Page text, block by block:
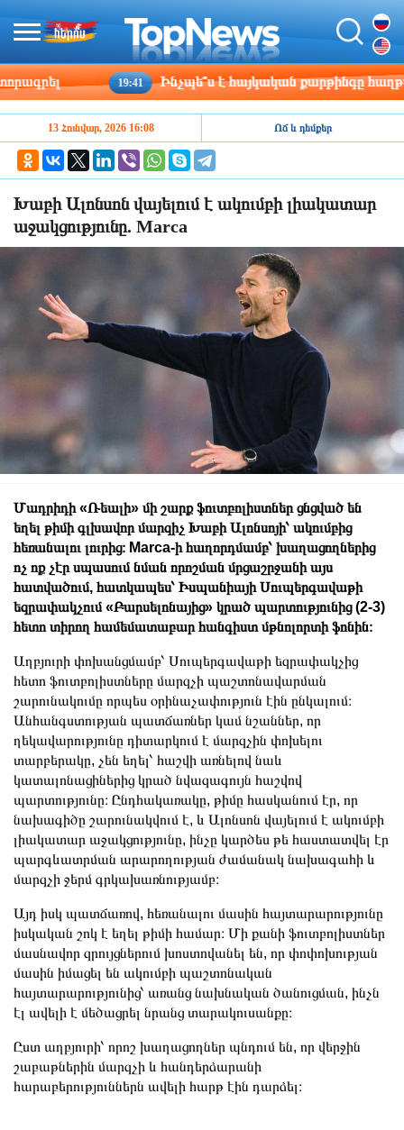
19:41 Ինչպե՞ս է հայկական քարթինգը
13 Հունվար, 2026 16:08 Ոճ և դեմքեր
Խաբի Ալոնսոն վայելում է ակումբի լիակատար
աջակցությունը. Marca
Մադրիդի «Ռեալի» մի շարք ֆուտբոլիստներ ցնցված են
եղել թիմի գլխավոր մարզիչ Խաբի Ալոնսոյի՝ ակումբից
հեռանալու լուրից։ Marca-ի հաղորդմամբ՝ խաղացողներից
ոչ ոք չէր սպասում նման որոշման մրցաշրջանի այս
հատվածում, հատկապես՝ Իսպանիայի Սուպերգավաթի
եզրափակչում «Բարսելոնայից» կրած պարտությունից (2-3)
հետո տիրող համեմատաբար հանգիստ մթնոլորտի ֆոնին։
Աղբյուրի փոխանցմամբ՝ Սուպերգավաթի եզրափակչից
հետո ֆուտբոլիստները մարզչի պաշտոնավարման
շարունակումը որպես օրինաչափություն էին ընկալում։
Անհանգստության պատճառներ կամ նշաններ, որ
ղեկավարությունը դիտարկում է մարզչին փոխելու
տարբերակը, չեն եղել՝ հաշվի առնելով նաև
կատալոնացիներից կրած նվազագույն հաշվով
պարտությունը։ Ընդհակառակը, թիմը հասկանում էր, որ
նախագիծը շարունակվում է, և Ալոնսոն վայելում է ակումբի
լիակատար աջակցությունը, ինչը կարծես թե հաստատվել էր
պարգևատրման արարողության ժամանակ նախագահի և
մարզչի ջերմ գրկախառնությամբ։
Այդ իսկ պատճառով, հեռանալու մասին հայտարարությունը
իսկական շոկ է եղել թիմի համար։ Մի քանի ֆուտբոլիստներ
մասնավոր զրույցներում խոստովանել են, որ փոփոխության
մասին իմացել են ակումբի պաշտոնական
հայտարարությունից՝ առանց նախնական ծանուցման, ինչն
էլ ավելի է մեծացրել նրանց տարակուսանքը։
Ըստ աղբյուրի՝ որոշ խաղացողներ պնդում են, որ վերջին
շաբաթներին մարզչի և հանդերձարանի
հարաբերություններն ավելի հարթ էին դարձել։